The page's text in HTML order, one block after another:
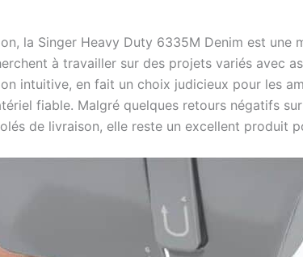
la Singer Heavy Duty 6335M Denim est une
à travailler sur des projets variés avec
intuitive, en fait un choix judicieux pour les
fiable. Malgré quelques retours négatifs
de livraison, elle reste un excellent produit